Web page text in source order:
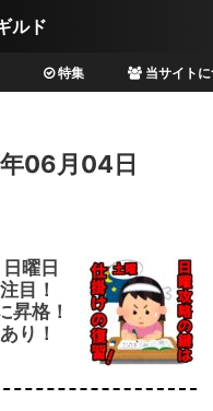
特集 当サイト
06月04日
曜日
目！
昇格！
り！